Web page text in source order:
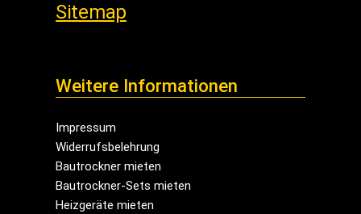
Sitemap
Weitere Informationen
Impressum
Widerrufsbelehrung
Bautrockner mieten
Bautrockner-Sets mieten
Heizgeräte mieten